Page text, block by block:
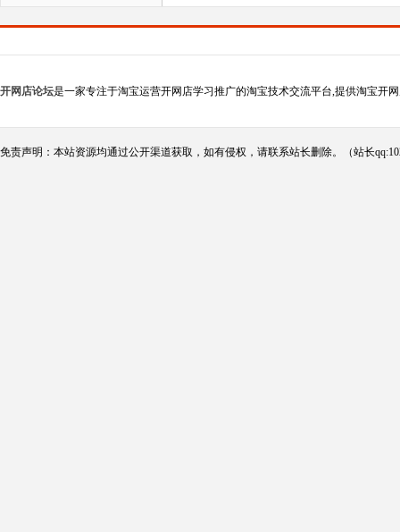
开网店论坛是一家专注于淘宝运营开网店学习推广的淘宝技术交流平台,提供淘宝开
免责声明：本站资源均通过公开渠道获取，如有侵权，请联系站长删除。（站长